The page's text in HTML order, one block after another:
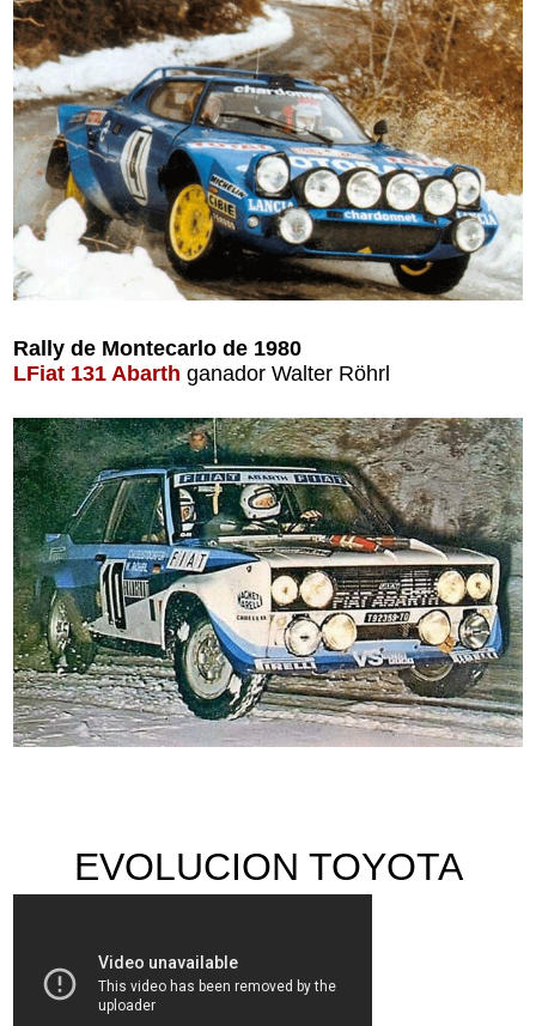
Rally de Montecarlo de 1980
LFiat 131 Abarth ganador Walter Röhrl
EVOLUCION TOYOTA